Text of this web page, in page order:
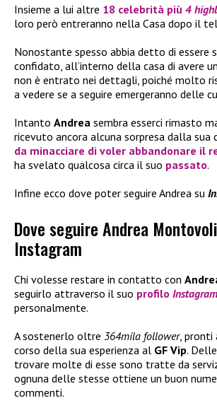
Insieme a lui altre 18 celebrità più 4
loro però entreranno nella Casa dopo il
Nonostante spesso abbia detto di essere
confidato, all’interno della casa di avere
non è entrato nei dettagli, poiché molto
a vedere se a seguire emergeranno delle
Intanto Andrea sembra esserci rimasto
ricevuto ancora alcuna sorpresa dalla sua
da minacciare di voler abbandonare il
ha svelato qualcosa circa il suo passato.
Infine ecco dove poter seguire Andrea su
Dove seguire Andrea
Instagram
Chi volesse restare in contatto con
seguirlo attraverso il suo profilo Instagram
personalmente.
A sostenerlo oltre 364mila follower, pronti
corso della sua esperienza al GF Vip.
trovare molte di esse sono tratte da
ognuna delle stesse ottiene un buon
commenti.